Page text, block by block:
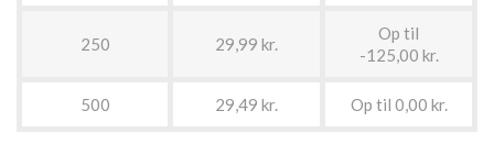
250 29,99 kr.
Op til
-125,00 kr.
500 29,49 kr. Op til 0,00 kr.